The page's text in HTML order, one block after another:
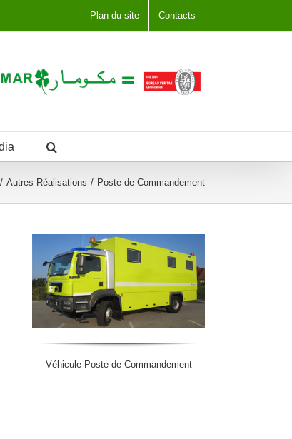
Plan du site Contacts
Autres Réalisations Poste de Commandement
Véhicule Poste de Commandement